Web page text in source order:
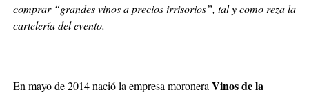
comprar “grandes vinos a precios irrisorios”, tal y como reza la
cartelería del evento.
En mayo de 2014 nació la empresa moronera Vinos de la